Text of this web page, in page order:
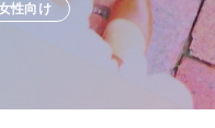
性向け